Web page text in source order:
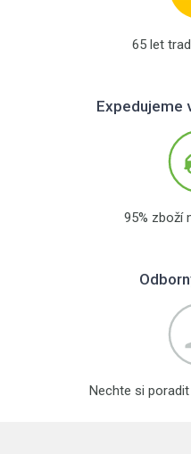
65 let
Expedujeme
95% zboží
Nechte si